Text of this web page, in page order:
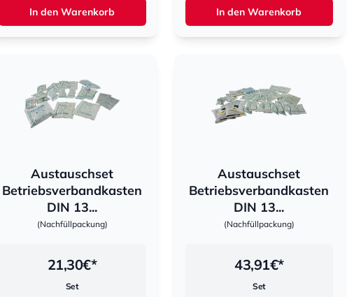
In den Warenkorb In den Warenkorb
Austauschset
Betriebsverbandkasten
DIN 13...
(Nachfüllpackung)
21,30€*
Set
Austauschset
Betriebsverbandkasten
DIN 13...
(Nachfüllpackung)
43,91€*
Set